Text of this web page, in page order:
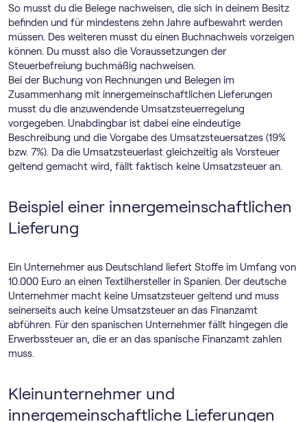
So musst du die Belege nachweisen, die sich in deinem Besitz
befinden und für mindestens zehn Jahre aufbewahrt werden
müssen. Des weiteren musst du einen Buchnachweis vorzeigen
können. Du musst also die Voraussetzungen der
Steuerbefreiung buchmäßig nachweisen.
Bei der Buchung von Rechnungen und Belegen im
Zusammenhang mit innergemeinschaftlichen Lieferungen
musst du die anzuwendende Umsatzsteuerregelung
vorgegeben. Unabdingbar ist dabei eine eindeutige
Beschreibung und die Vorgabe des Umsatzsteuersatzes (19%
bzw. 7%). Da die Umsatzsteuerlast gleichzeitig als Vorsteuer
geltend gemacht wird, fällt faktisch keine Umsatzsteuer an.
Beispiel einer innergemeinschaftlichen
Lieferung
Ein Unternehmer aus Deutschland liefert Stoffe im Umfang von
10.000 Euro an einen Textilhersteller in Spanien. Der deutsche
Unternehmer macht keine Umsatzsteuer geltend und muss
seinerseits auch keine Umsatzsteuer an das Finanzamt
abführen. Für den spanischen Unternehmer fällt hingegen die
Erwerbssteuer an, die er an das spanische Finanzamt zahlen
muss.
Kleinunternehmer und
innergemeinschaftliche Lieferungen